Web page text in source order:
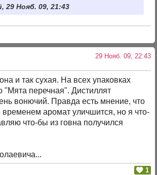
29 Нояб. 09, 21:43
29 Нояб. 09, 22:43
и так сухая. На всех упаковках
"Мята перечная". Дистиллят
вонючий. Правда есть мнение, что
аромат уличшится, но я что-
что-бы из говна получился
1